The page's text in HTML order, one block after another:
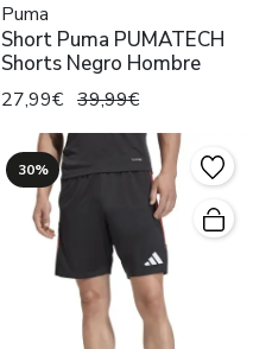
Puma
Short Puma PUMATECH
Shorts Negro Hombre
27,99€ 39,99€
30%